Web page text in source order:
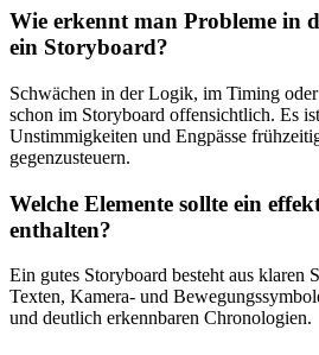
Wie erkennt man Probleme in
ein Storyboard?
Schwächen in der Logik, im Timing
schon im Storyboard offensichtlich. Es
Unstimmigkeiten und Engpässe
gegenzusteuern.
Welche Elemente sollte ein
enthalten?
Ein gutes Storyboard besteht aus klaren
Texten, Kamera- und
und deutlich erkennbaren Chronologien.